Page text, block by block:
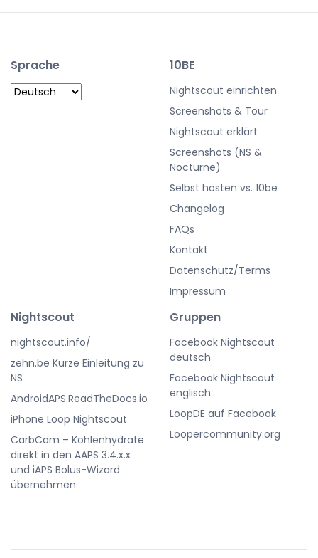
Sprache 10BE
Nightscout einrichten
Screenshots & Tour
Nightscout erklärt
Screenshots (NS &
Nocturne)
Selbst hosten vs. 10be
Changelog
FAQs
Kontakt
Datenschutz/Terms
Impressum
Nightscout
nightscout.info/
zehn.be Kurze Einleitung zu
NS
AndroidAPS.ReadTheDocs.io
iPhone Loop Nightscout
CarbCam – Kohlenhydrate
direkt in den AAPS 3.4.x.x
und iAPS Bolus-Wizard
übernehmen
Gruppen
Facebook Nightscout
deutsch
Facebook Nightscout
englisch
LoopDE auf Facebook
Loopercommunity.org